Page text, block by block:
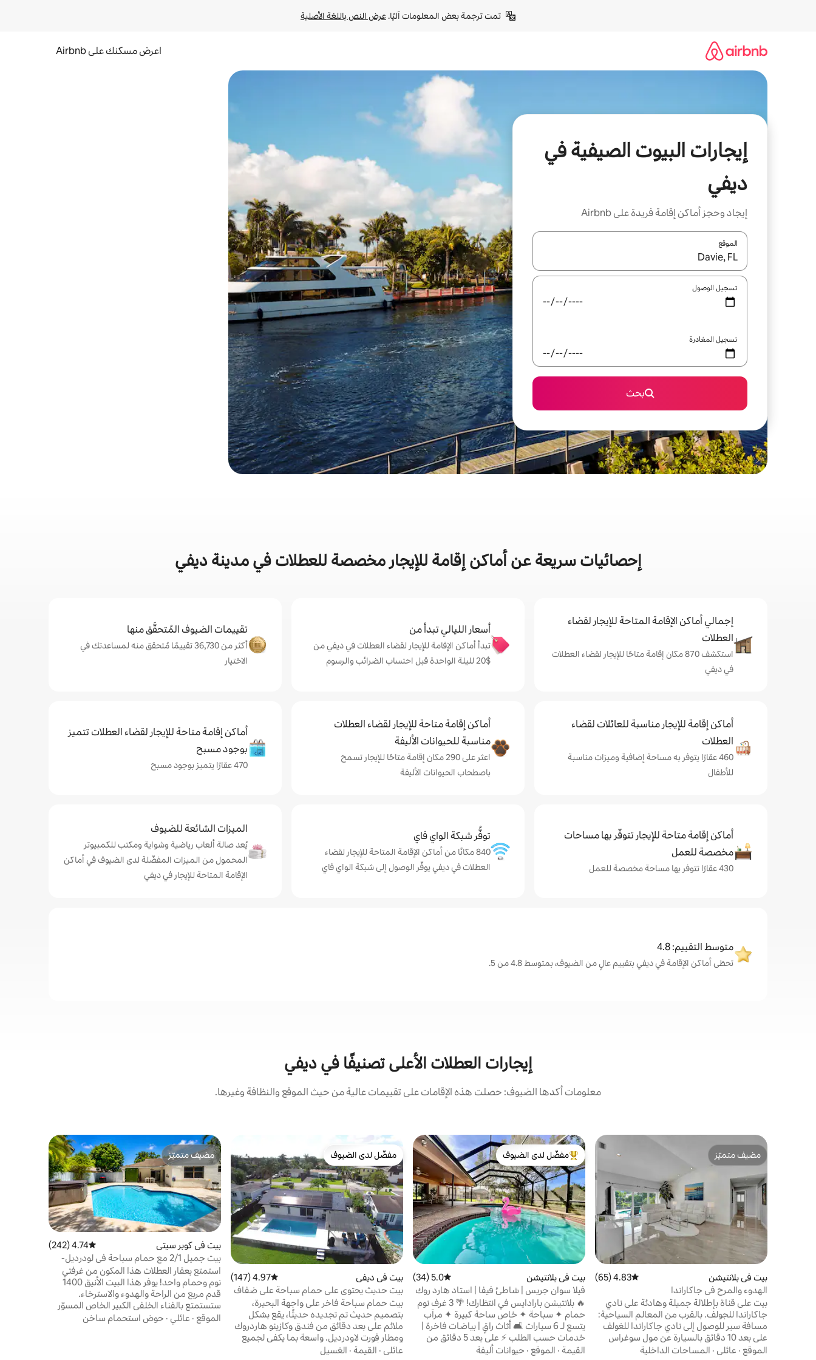
تمت ترجمة بعض المعلومات آليًا. عرض النص باللغة الأصلية
اعرض مسكنك على Airbnb
إيجارات البيوت الصيفية في
ديفي
إيجاد وحجز أماكن إقامة فريدة على Airbnb
الموقع
عند توفر النتائج، انتقل باستخدام السهمين لأعلى ولأسفل أو استكشف عن طريق اللمس أو السحب.
تسجيل الوصول
تسجيل المغادرة
بحث
إحصائيات سريعة عن أماكن إقامة للإيجار مخصصة للعطلات في مدينة ديفي
إجمالي أماكن الإقامة المتاحة للإيجار لقضاء
العطلات
استكشف 870 مكان إقامة متاحًا للإيجار لقضاء العطلات
في ديفي
أسعار الليالي تبدأ من
تبدأ أماكن الإقامة للإيجار لقضاء العطلات في ديفي من
$‏20 لليلة الواحدة قبل احتساب الضرائب والرسوم
تقييمات الضيوف المُتحقَّق منها
أكثر من 36,730 تقييمًا مُتحقق منه لمساعدتك في
الاختيار
أماكن إقامة للإيجار مناسبة للعائلات لقضاء
العطلات
460 عقارًا يتوفر به مساحة إضافية وميزات مناسبة
للأطفال
أماكن إقامة متاحة للإيجار لقضاء العطلات
مناسبة للحيوانات الأليفة
اعثر على 290 مكان إقامة متاحًا للإيجار تسمح
باصطحاب الحيوانات الأليفة
أماكن إقامة متاحة للإيجار لقضاء العطلات تتميز
بوجود مسبح
470 عقارًا يتميز بوجود مسبح
أماكن إقامة متاحة للإيجار تتوفّر بها مساحات
مخصصة للعمل
430 عقارًا تتوفر بها مساحة مخصصة للعمل
توفُّر شبكة الواي فاي
840 مكانًا من أماكن الإقامة المتاحة للإيجار لقضاء
العطلات في ديفي يوفّر الوصول إلى شبكة الواي فاي
الميزات الشائعة للضيوف
يُعد صالة ألعاب رياضية وشواية ومكتب للكمبيوتر
المحمول من الميزات المفضّلة لدى الضيوف في أماكن
الإقامة المتاحة للإيجار في ديفي
متوسط التقييم: 4.8
تحظى أماكن الإقامة في ديفي بتقييم عالٍ من الضيوف، بمتوسط 4.8 من 5.
إيجارات العطلات الأعلى تصنيفًا في ديفي
معلومات أكدها الضيوف: حصلت هذه الإقامات على تقييمات عالية من حيث الموقع والنظافة وغيرها.
مضيف متميّز
مضيف متميّز
بيت في بلانتيشن متوسط التقييم 4.83 من 5، 65 مراجعات
4.83 (65)
الهدوء والمرح في جاكاراندا
بيت على قناة بإطلالة جميلة وهادئة على نادي
جاكاراندا للجولف. بالقرب من المعالم السياحية:
مسافة سير للوصول إلى نادي جاكاراندا للغولف
على بعد 10 دقائق بالسيارة عن مول سوغراس
ميل و5 دقائق عن مول بروارد 10 دقائق إلى كازينو
الموقع · عائلي · المساحات الداخلية
من أبرز البيوت المفضّلة لدى الضيوف
مفضّل لدى الضيوف
بيت في بلانتيشن متوسط التقييم 5.0 من 5، 34 مراجعات
5.0 (34)
فيلا سوان جريس | شاطئ فيفا | استاد هارد روك
🔥 بلانتيشن بارادايس في انتظارك! 🌴 3 غرف نوم
حمام ✦ سباحة ✦ خاص ساحة كبيرة ✦ مرآب
يتسع لـ 6 سيارات 🛋️ أثاث راقٍ | بياضات فاخرة |
خدمات حسب الطلب ⚡ على بعد 5 دقائق من
الطرق السريعة | على بعد 10 دقائق من مطار
القيمة · الموقع · حيوانات أليفة
مفضّل لدى الضيوف
مفضّل لدى الضيوف
بيت في ديفي متوسط التقييم 4.97 من 5، 147 مراجعات
4.97 (147)
بيت حديث يحتوي على حمام سباحة على ضفاف
بحيرة بالقرب من مطار هاردروك فورت لودرديل
بيت حمام سباحة فاخر على واجهة البحيرة،
بتصميم حديث تم تجديده حديثًا، يقع بشكل
ملائم على بعد دقائق من فندق وكازينو هاردروك
ومطار فورت لاودرديل. واسعة بما يكفي لجميع
أفراد الأسرة. خاص وهادئ. اجلس بجانب
عائلي · القيمة · الغسيل
مضيف متميّز
مضيف متميّز
بيت في كوبر سيتي متوسط التقييم 4.74 من 5، 242 مراجعات
4.74 (242)
بيت جميل 2/1 مع حمام سباحة في لودرديل-
ميامي
استمتع بعقار العطلات هذا المكون من غرفتي
نوم وحمام واحد! يوفر هذا البيت الأنيق 1400
قدم مربع من الراحة والهدوء والاسترخاء.
ستستمتع بالفناء الخلفي الكبير الخاص المسوّر
والمسبح الخاص والجاكوزي والشواء وتناول
الموقع · عائلي · حوض استحمام ساخن